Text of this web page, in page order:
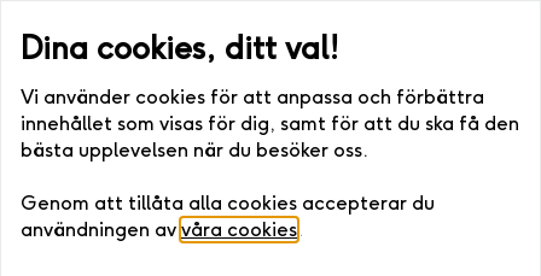
Dina cookies, ditt val!
Vi använder cookies för att anpassa och förbättra
innehållet som visas för dig, samt för att du ska få den
bästa upplevelsen när du besöker oss.
Genom att tillåta alla cookies accepterar du
användningen av våra cookies.